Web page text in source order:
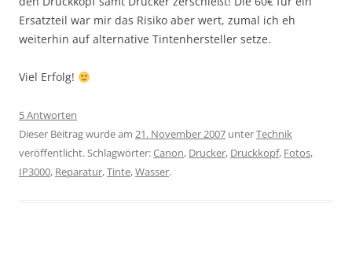
Ersatzteil war mir das Risiko aber wert, zumal ich eh
weiterhin auf alternative Tintenhersteller setze.
Viel Erfolg!
5 Antworten
Dieser Beitrag wurde am 21. November 2007 unterTechnik
veröffentlicht. Schlagwörter:Canon, Drucker, Druckkopf, Fotos,
IP3000, Reparatur,Tinte,Wasser.